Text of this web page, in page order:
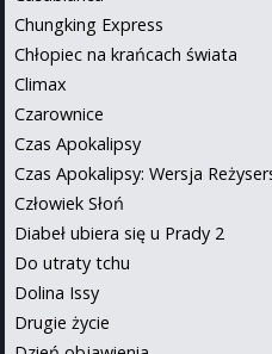
Chungking Express
Chłopiec na krańcach świata
Climax
Czarownice
Czas Apokalipsy
Czas Apokalipsy: Wersja
Człowiek Słoń
Diabeł ubiera się u Prady 2
Do utraty tchu
Dolina Issy
Drugie życie